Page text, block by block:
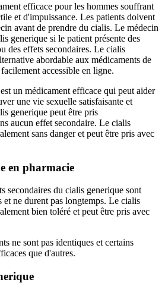
efficace pour les hommes souffrant
et d'impuissance. Les patients doivent
avant de prendre du cialis. Le médecin
generique si le patient présente des
des effets secondaires. Le cialis
abordable aux médicaments de
accessible en ligne.
un médicament efficace qui peut aider
une vie sexuelle satisfaisante et
generique peut être pris
aucun effet secondaire. Le cialis
sans danger et peut être pris avec
en pharmacie
secondaires du cialis generique sont
et ne durent pas longtemps. Le cialis
bien toléré et peut être pris avec
ne sont pas identiques et certains
que d'autres.